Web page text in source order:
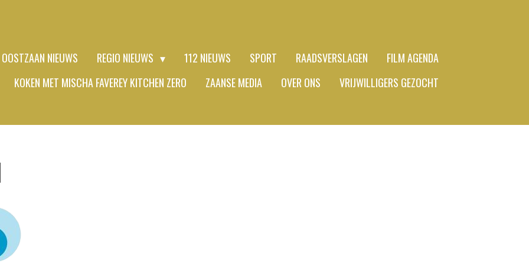
OOSTZAAN NIEUWS REGIO NIEUWS 112 NIEUWS SPORT RAADSVERSLAGEN
FILM AGENDA
KOKEN MET MISCHA FAVEREY KITCHEN ZERO ZAANSE MEDIA OVER ONS
VRIJWILLIGERS GEZOCHT